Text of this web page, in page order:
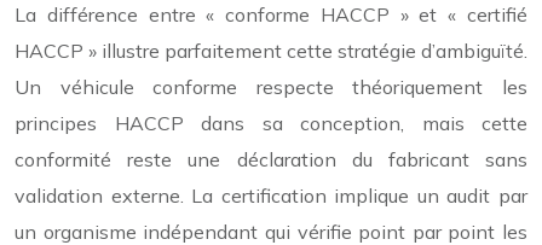
La différence entre « conforme HACCP » et « certifié
HACCP » illustre parfaitement cette stratégie d’ambiguïté.
Un véhicule conforme respecte théoriquement les
principes HACCP dans sa conception, mais cette
conformité reste une déclaration du fabricant sans
validation externe. La certification implique un audit par
un organisme indépendant qui vérifie point par point les